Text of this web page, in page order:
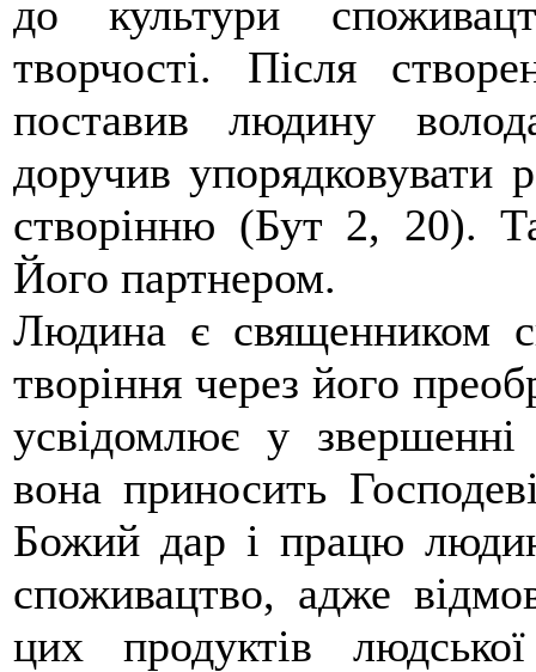
до культури
творчості. Після
поставив людину
доручив упорядковувати
створінню (Бут 2, 20).
Його партнером.
Людина є священником
творіння через його
усвідомлює у
вона приносить
Божий дар і працю
споживацтво, адже
цих продуктів